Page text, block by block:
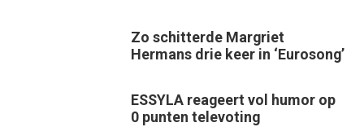
Zo schitterde Margriet
Hermans drie keer in ‘Eurosong’
ESSYLA reageert vol humor op
0 punten televoting